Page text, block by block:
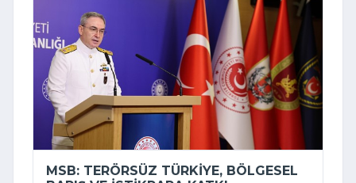
MSB: TERÖRSÜZ TÜRKIYE, BÖLGESEL